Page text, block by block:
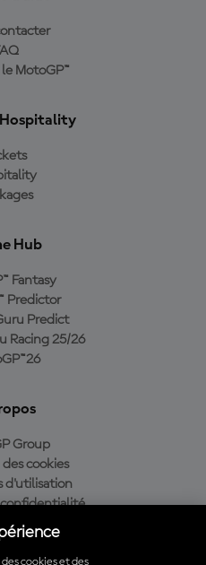
MotoGP™
Hub
Fantasy
Predictor
Predict
Racing 25/26
Group
cookies
d'utilisation
d’achat
cookies et des